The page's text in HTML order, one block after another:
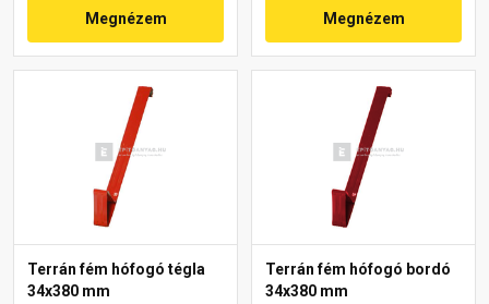
Megnézem Megnézem
Terrán fém hófogó tégla
34x380 mm
Terrán fém hófogó bordó
34x380 mm